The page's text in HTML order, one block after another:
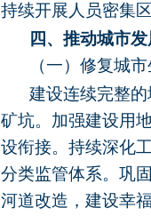
持续开展人员密集
四、推动城市
（一）修复城
建设连续完整
矿坑。加强建设用
设衔接。持续深化
分类监管体系。巩
河道改造，建设幸